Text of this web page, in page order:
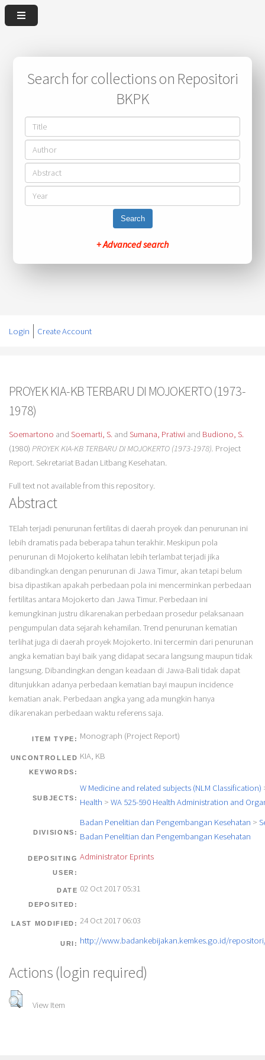
Search for collections on Repositori
BKPK
Search
+ Advanced search
Login Create Account
PROYEK KIA-KB TERBARU DI MOJOKERTO (1973-
1978)
Soemartono and Soemarti, S.and Sumana, Pratiwiand Budiono, S.
(1980) PROYEK KIA-KB TERBARU DI MOJOKERTO (1973-1978). Project
Report. Sekretariat Badan Litbang Kesehatan.
Full text not available from this repository.
Abstract
TElah terjadi penurunan fertilitas di daerah proyek dan penurunan ini
lebih dramatis pada beberapa tahun terakhir. Meskipun pola
penurunan di Mojokerto kelihatan lebih terlambat terjadi jika
dibandingkan dengan penurunan di Jawa Timur, akan tetapi belum
bisa dipastikan apakah perbedaan pola ini mencerminkan perbedaan
fertilitas antara Mojokerto dan Jawa Timur. Perbedaan ini
kemungkinan justru dikarenakan perbedaan prosedur pelaksanaan
pengumpulan data sejarah kehamilan. Trend penurunan kematian
terlihat juga di daerah proyek Mojokerto. Ini tercermin dari penurunan
angka kematian bayi baik yang didapat secara langsung maupun tidak
langsung. Dibandingkan dengan keadaan di Jawa-Bali tidak dapat
ditunjukkan adanya perbedaan kematian bayi maupun incidence
kematian anak. Perbedaan angka yang ada mungkin hanya
dikarenakan perbedaan waktu referens saja.
ITEM TYPE: Monograph (Project Report)
UNCONTROLLED
KEYWORDS:
KIA, KB
SUBJECTS:
W Medicine and related subjects (NLM Classification)
Health > WA 525-590 Health Administration and
DIVISIONS:
Badan Penelitian dan Pengembangan Kesehatan >
Badan Penelitian dan Pengembangan Kesehatan
DEPOSITING
USER:
Administrator Eprints
DATE
DEPOSITED:
02 Oct 2017 05:31
LAST MODIFIED: 24 Oct 2017 06:03
URI: http://www.badankebijakan.kemkes.go.id/
Actions (login required)
View Item